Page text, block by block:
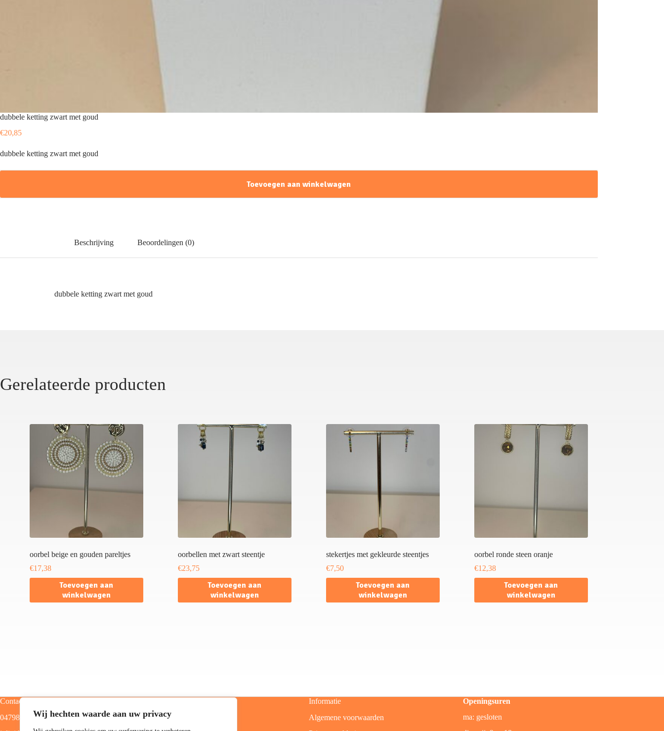
Wij hechten waarde aan uw privacy
dubbele ketting zwart met goud
€20,85
dubbele ketting zwart met goud
Toevoegen aan winkelwagen
Beschrijving Beoordelingen (0)
dubbele ketting zwart met goud
Gerelateerde producten
oorbel beige en gouden pareltjes
€17,38
Toevoegen aan
winkelwagen
oorbellen met zwart steentje
€23,75
Toevoegen aan
winkelwagen
stekertjes met gekleurde steentjes
€7,50
Toevoegen aan
winkelwagen
oorbel ronde steen oranje
€12,38
Toevoegen aan
winkelwagen
Contact
0479805129
Home
Informatie
Algemene voorwaarden
Openingsuren
ma: gesloten